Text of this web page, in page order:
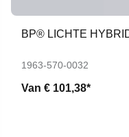
BP® LICHTE
1963-570-0032
Van € 101,38*